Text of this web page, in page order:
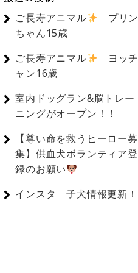
ご長寿アニマル
プリン
ちゃん15歳
ご長寿アニマル
ヨッチ
ャン16歳
室内ドッグラン&脳トレー
ニングがオープン！！
【尊い命を救うヒーロー募
集】供血犬ボランティア登
録のお願い
インスタ 子犬情報更新！